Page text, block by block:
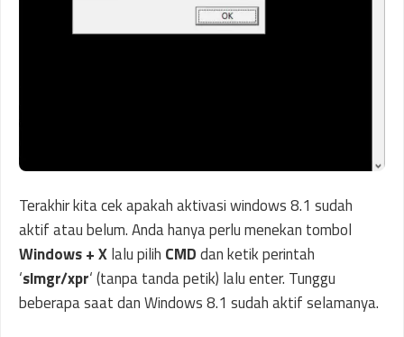
Terakhir kita cek apakah aktivasi windows 8.1 sudah
aktif atau belum. Anda hanya perlu menekan tombol
Windows + Xlalu pilih CMDdan ketik perintah
‘slmgr/xpr‘ (tanpa tanda petik) lalu enter. Tunggu
beberapa saat dan Windows 8.1 sudah aktif selamanya.